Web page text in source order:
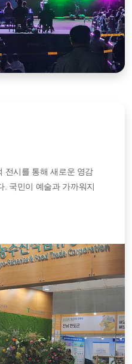
전시를 통해 새로운 영감
. 국민이 예술과 가까워지